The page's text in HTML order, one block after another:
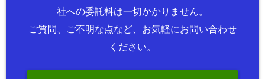
社への委託料は一切かかりません。
ご質問、ご不明な点など、お気軽にお問い合わせ
ください。